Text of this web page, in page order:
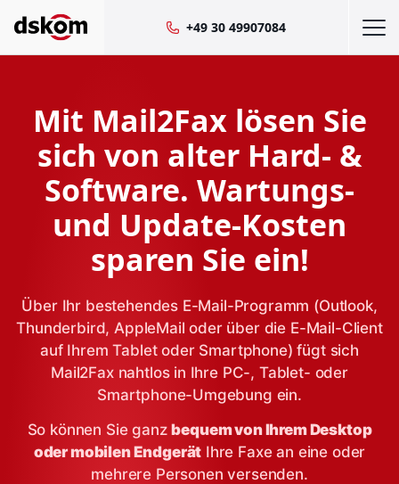
+49 30 49907084
Mit Mail2Fax lösen Sie
sich von alter Hard- &
Software. Wartungs-
und Update-Kosten
sparen Sie ein!
Über Ihr bestehendes E-Mail-Programm (Outlook,
Thunderbird, AppleMail oder über die E-Mail-Client
auf Ihrem Tablet oder Smartphone) fügt sich
Mail2Fax nahtlos in Ihre PC-, Tablet- oder
Smartphone-Umgebung ein.
So können Sie ganzbequem von Ihrem Desktop
oder mobilen Endgerät Ihre Faxe an eine oder
mehrere Personen versenden.